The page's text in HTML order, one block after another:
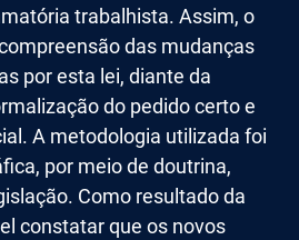
trabalhista. Assim, o
das mudanças
por esta lei, diante da
do pedido certo e
A metodologia utilizada foi
por meio de doutrina,
Como resultado da
constatar que os novos